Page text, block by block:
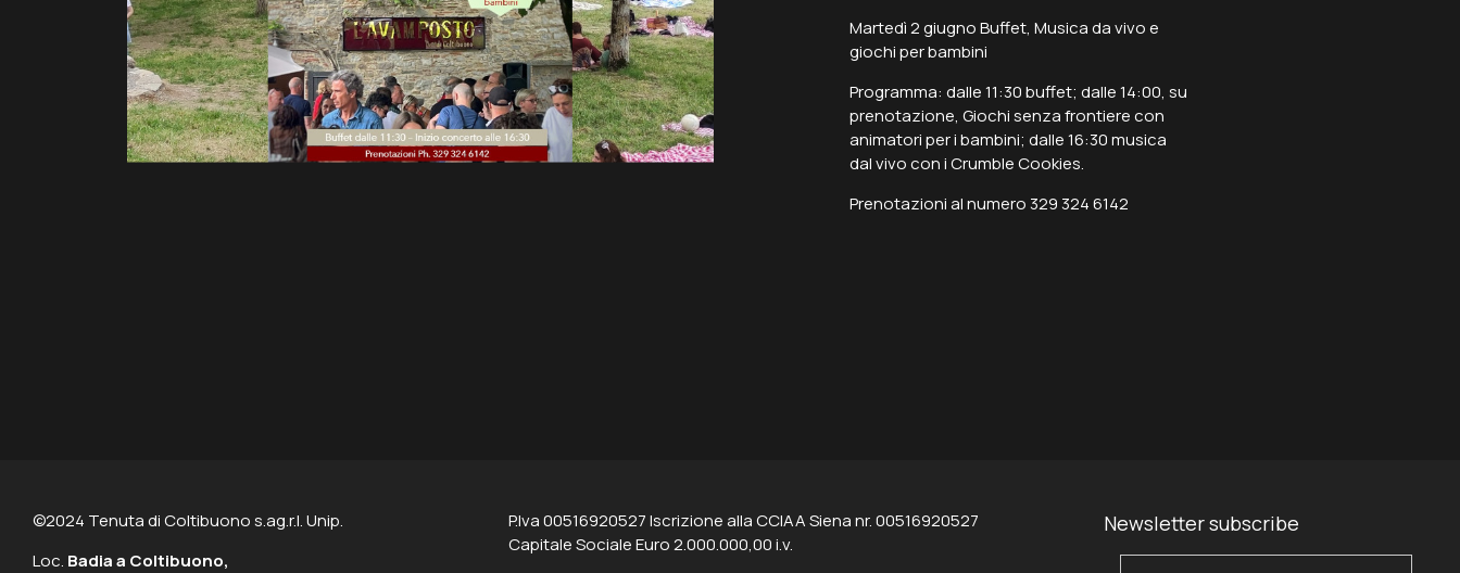
Martedì 2 giugno Buffet, Musica da vivo e
giochi per bambini
Programma: dalle 11:30 buffet; dalle 14:00, su
prenotazione, Giochi senza frontiere con
animatori per i bambini; dalle 16:30 musica
dal vivo con i Crumble Cookies.
Prenotazioni al numero 329 324 6142
©2024 Tenuta di Coltibuono s.ag.r.l. Unip.
Loc. Badia a Coltibuono,
P.Iva 00516920527 Iscrizione alla CCIAA Siena nr. 00516920527
Capitale Sociale Euro 2.000.000,00 i.v.
Newsletter subscribe